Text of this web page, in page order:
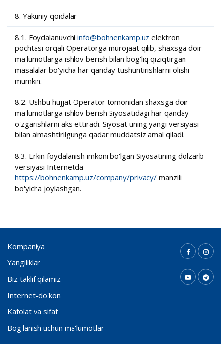
8. Yakuniy qoidalar
8.1. Foydalanuvchi info@bohnenkamp.uz elektron
pochtasi orqali Operatorga murojaat qilib, shaxsga doir
ma'lumotlarga ishlov berish bilan bog'liq qiziqtirgan
masalalar bo'yicha har qanday tushuntirishlarni olishi
mumkin.
8.2. Ushbu hujjat Operator tomonidan shaxsga doir
ma'lumotlarga ishlov berish Siyosatidagi har qanday
o'zgarishlarni aks ettiradi. Siyosat uning yangi versiyasi
bilan almashtirilgunga qadar muddatsiz amal qiladi.
8.3. Erkin foydalanish imkoni bo'lgan Siyosatining dolzarb
versiyasi Internetda
https://bohnenkamp.uz/company/privacy/ manzili
bo'yicha joylashgan.
Kompaniya
Yangiliklar
Biz taklif qilamiz
Internet-do'kon
Kafolat va sifat
Bog'lanish uchun ma'lumotlar